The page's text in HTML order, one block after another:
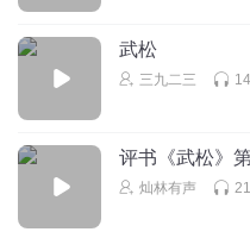
武松
三九二三
评书《武松》
灿林有声